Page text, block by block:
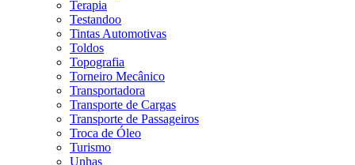
Terapia
Testandoo
Tintas Automotivas
Toldos
Topografia
Torneiro Mecânico
Transportadora
Transporte de Cargas
Transporte de Passageiros
Troca de Óleo
Turismo
Unhas